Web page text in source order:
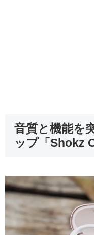
音質と機能を
ップ「Shokz